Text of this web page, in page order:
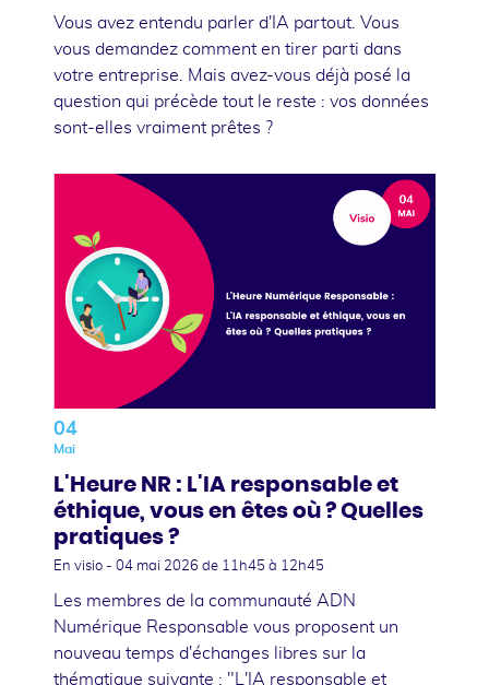
Vous avez entendu parler d'IA partout. Vous
vous demandez comment en tirer parti dans
votre entreprise. Mais avez-vous déjà posé la
question qui précède tout le reste : vos données
sont-elles vraiment prêtes ?
04
Mai
L'Heure NR : L'IA responsable et
éthique, vous en êtes où ? Quelles
pratiques ?
En visio - 04 mai 2026 de 11h45 à 12h45
Les membres de la communauté ADN
Numérique Responsable vous proposent un
nouveau temps d'échanges libres sur la
thématique suivante : "L'IA responsable et